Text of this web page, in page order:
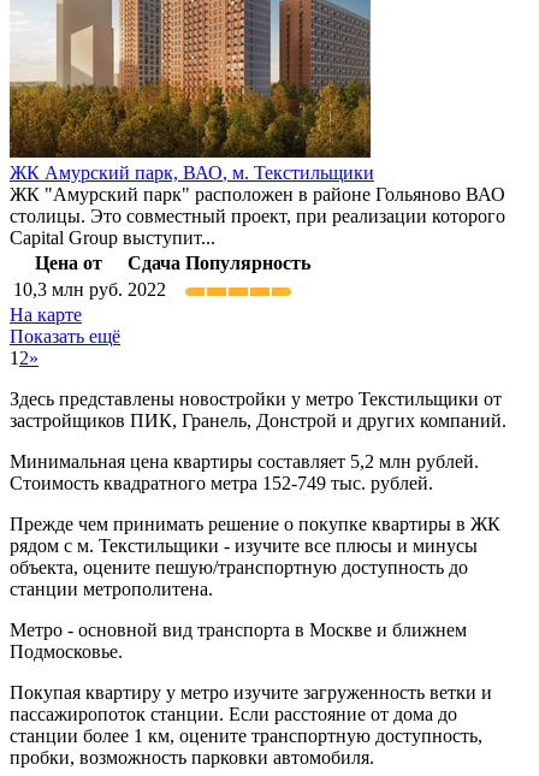
ЖК Амурский парк, ВАО, м. Текстильщики
ЖК "Амурский парк" расположен в районе Гольяново ВАО
столицы. Это совместный проект, при реализации которого
Capital Group выступит...
Цена от
Сдача Популярность
10,3 млн руб. 2022
На карте
Показать ещё
1 2»
Здесь представлены новостройки у метро Текстильщики от
застройщиков ПИК, Гранель, Донстрой и других компаний.
Минимальная цена квартиры составляет 5,2 млн рублей.
Стоимость квадратного метра 152-749 тыс. рублей.
Прежде чем принимать решение о покупке квартиры в ЖК
рядом с м. Текстильщики - изучите все плюсы и минусы
объекта, оцените пешую/транспортную доступность до
станции метрополитена.
Метро - основной вид транспорта в Москве и ближнем
Подмосковье.
Покупая квартиру у метро изучите загруженность ветки и
пассажиропоток станции. Если расстояние от дома до
станции более 1 км, оцените транспортную доступность,
пробки, возможность парковки автомобиля.